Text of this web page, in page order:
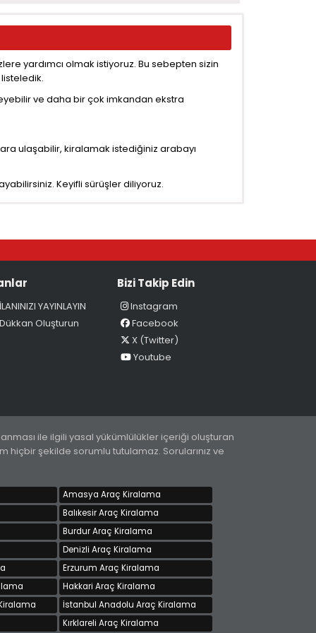
yardımcı olmak istiyoruz. Bu sebepten sizin
ve daha bir çok imkandan ekstra
ulaşabilir, kiralamak istediğiniz arabayı
Keyifli sürüşler diliyoruz.
İLANINIZI YAYINLAYIN
Dükkan Oluşturun
Bizi Takip Edin
Instagram
Facebook
X (Twitter)
Youtube
ile ilgili yasal yükümlülükler içeriği oluşturan
hiçbir şekilde sorumlu tutulamaz. Sorularınız ve
Amasya Araç Kiralama
Balıkesir Araç Kiralama
Burdur Araç Kiralama
Denizli Araç Kiralama
Erzurum Araç Kiralama
Hakkari Araç Kiralama
İstanbul Anadolu Araç Kiralama
Kırklareli Araç Kiralama